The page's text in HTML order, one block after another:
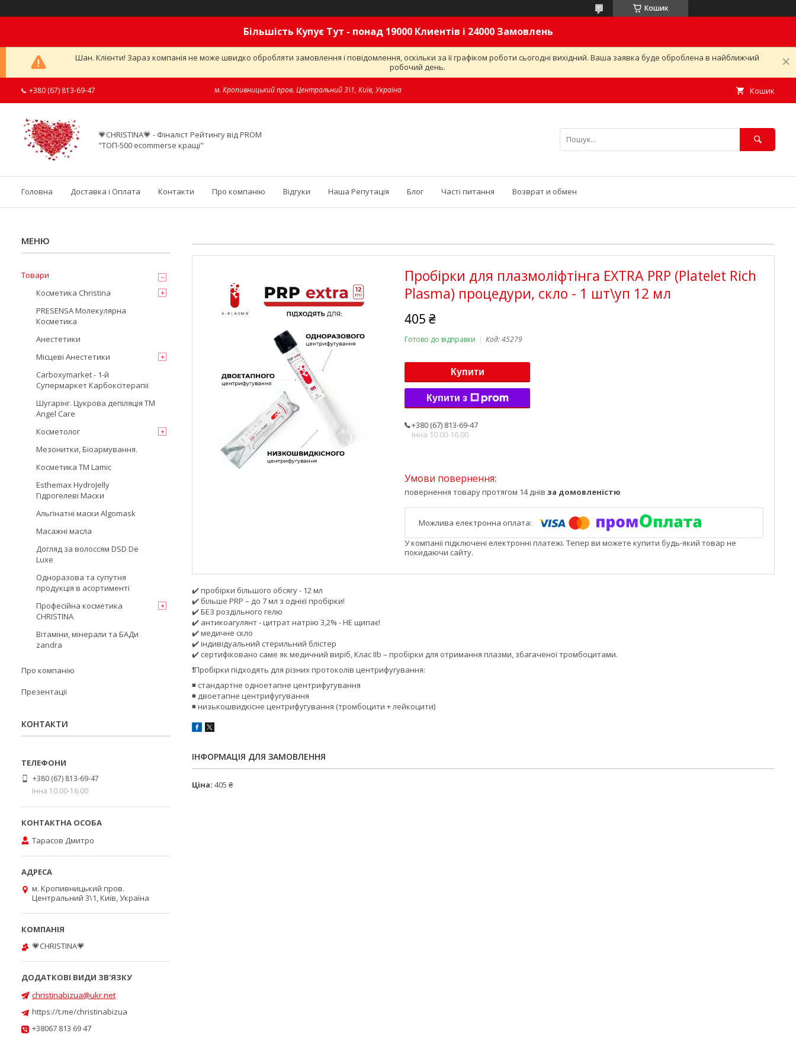
Кошик
Більшість Купує Тут - понад 19000 Клиентів і 24000 Замовлень
Шан. Клієнти! Зараз компанія не може швидко обробляти замовлення і повідомлення, оскільки за її графіком роботи сьогодні вихідний. Ваша заявка буде оброблена в найближчий
робочий день.
+380 (67) 813-69-47 м. Кропивницький пров. Центральний 3\1, Київ, Україна Кошик
💗CHRISTINA💗 - Фіналіст Рейтингу від PROM
"ТОП-500 ecommerse кращі"
Головна Доставка і Оплата Контакти Про компанію Відгуки Наша Репутація Блог Часті питання Возврат и обмен
Пробірки для плазмоліфтінга EXTRA PRP (Platelet Rich
Plasma) процедури, скло - 1 шт\уп 12 мл
405 ₴
Готово до відправки Код:45279
Купити
Купити з
+380 (67) 813-69-47
Інна 10.00-16.00
повернення товару протягом 14 днів за домовленістю
У компанії підключені електронні платежі. Тепер ви можете купити будь-який товар не
покидаючи сайту.
✔️ пробірки більшого обсягу - 12 мл
✔️ більше PRP – до 7 мл з однієї пробірки!
✔️ БЕЗ роздільного гелю
✔️ антикоагулянт - цитрат натрію 3,2% - НЕ щипає!
✔️ медичне скло
✔️ індивідуальний стерильний блістер
✔️ сертифіковано саме як медичний виріб, Клас IIb – пробірки для отримання плазми, збагаченої тромбоцитами.
❗️Пробірки підходять для різних протоколів центрифугування:
◾️ стандартне одноетапне центрифугування
◾️ двоетапне центрифугування
◾️ низькошвидкісне центрифугування (тромбоцити + лейкоцити)
ІНФОРМАЦІЯ ДЛЯ ЗАМОВЛЕННЯ
Ціна: 405 ₴
Товари
Косметика Christina
PRESENSA Молекулярна
Косметика
Анестетики
Місцеві Анестетики
Carboxymarket - 1-й
Супермаркет Карбоксітерапіі
Шугарінг. Цукрова депіляція TM
Angel Care
Косметолог
Мезонитки, Біоармування.
Косметика TM Lamic
Esthemax HydroJelly
Гідрогелеві Маски
Альгінатні маски Algomask
Масажні масла
Догляд за волоссям DSD De
Luxe
Одноразова та супутня
продукція в асортименті
Професійна косметика
CHRISTINA
Вітаміни, мінерали та БАДи
zandra
Про компанію
Презентаціі
КОНТАКТИ
+380 (67) 813-69-47
Інна 10.00-16.00
Тарасов Дмитро
м. Кропивницький пров.
Центральний 3\1, Київ, Україна
💗CHRISTINA💗
christinabizua@ukr.net
https://t.me/christinabizua
+38067 813 69 47